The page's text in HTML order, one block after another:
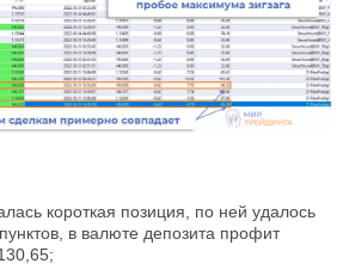
короткая позиция, по ней удалось
в валюте депозита профит